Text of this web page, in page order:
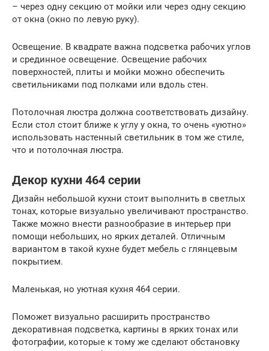
– через одну секцию от мойки или через одну секцию
от окна (окно по левую руку).
Освещение. В квадрате важна подсветка рабочих углов
и срединное освещение. Освещение рабочих
поверхностей, плиты и мойки можно обеспечить
светильниками под полками или вдоль стен.
Потолочная люстра должна соответствовать дизайну.
Если стол стоит ближе к углу у окна, то очень «уютно»
использовать настенный светильник в том же стиле,
что и потолочная люстра.
Декор кухни 464 серии
Дизайн небольшой кухни стоит выполнить в светлых
тонах, которые визуально увеличивают пространство.
Также можно внести разнообразие в интерьер при
помощи небольших, но ярких деталей. Отличным
вариантом в такой кухне будет мебель с глянцевым
покрытием.
Маленькая, но уютная кухня 464 серии.
Поможет визуально расширить пространство
декоративная подсветка, картины в ярких тонах или
фотографии, которые к тому же сделают обстановку